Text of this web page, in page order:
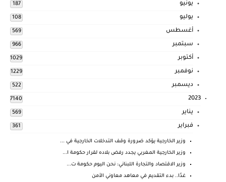
يونيو 187
يوليو 108
أغسطس 569
سبتمبر 966
أكتوبر 1029
نوفمبر 1229
ديسمبر 522
2023
7140
يناير 569
فبراير 361
وزير الخارجية يؤكد ضرورة وقف التدخلات الخارجية في ...
وزير الخارجية المغربي يجدد رفض بلاده لقرار حكومة ا...
وزير الاقتصاد والتجارة اللبناني: نحن اليوم حكومة ت...
غدًا.. بدء التقديم في معاهد معاوني الأمن